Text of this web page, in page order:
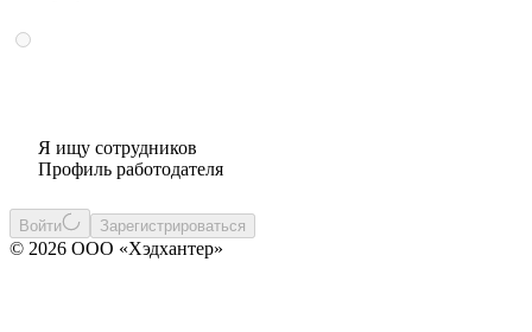
Я ищу сотрудников
Профиль работодателя
Войти Зарегистрироваться
© 2026 ООО «Хэдхантер»